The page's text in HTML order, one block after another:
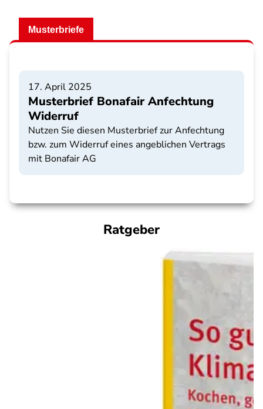
Musterbriefe
17. April 2025
Musterbrief Bonafair Anfechtung
Widerruf
Nutzen Sie diesen Musterbrief zur Anfechtung
bzw. zum Widerruf eines angeblichen Vertrags
mit Bonafair AG
Ratgeber